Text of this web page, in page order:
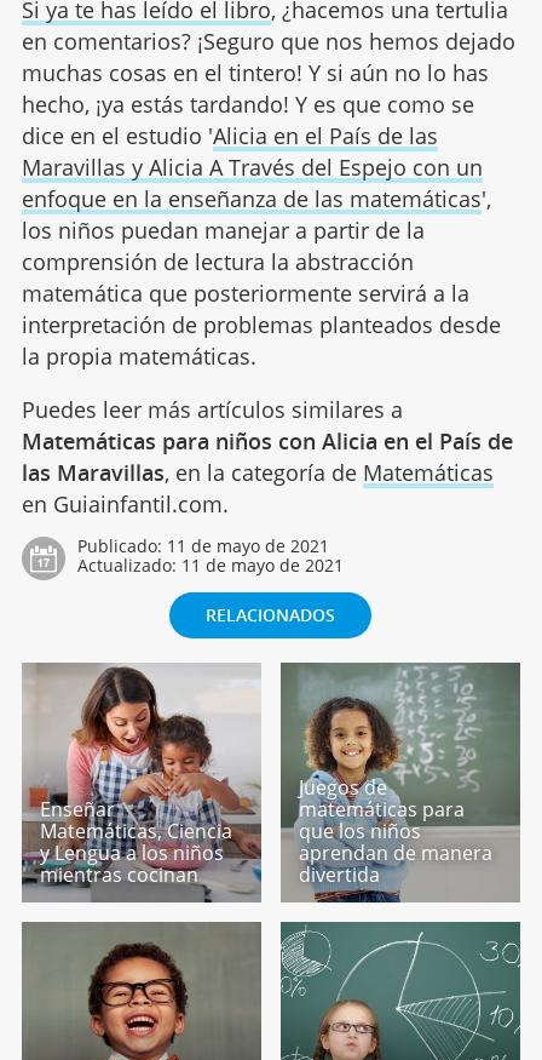
Si ya te has leído el libro, ¿hacemos una tertulia
en comentarios? ¡Seguro que nos hemos dejado
muchas cosas en el tintero! Y si aún no lo has
hecho, ¡ya estás tardando! Y es que como se
dice en el estudio 'Alicia en el País de las
Maravillas y Alicia A Través del Espejo con un
enfoque en la enseñanza de las matemáticas',
los niños puedan manejar a partir de la
comprensión de lectura la abstracción
matemática que posteriormente servirá a la
interpretación de problemas planteados desde
la propia matemáticas.
Puedes leer más artículos similares a
Matemáticas para niños con Alicia en el País de
las Maravillas, en la categoría de Matemáticas
en Guiainfantil.com.
Publicado: 11 de mayo de 2021
Actualizado: 11 de mayo de 2021
RELACIONADOS
Enseñar
Matemáticas, Ciencia
y Lengua a los niños
mientras cocinan
Juegos de
matemáticas para
que los niños
aprendan de manera
divertida